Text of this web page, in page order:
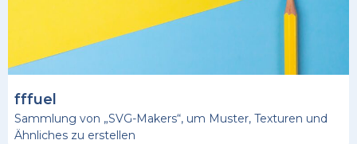
fffuel
Sammlung von „SVG-Makers“, um Muster, Texturen und
Ähnliches zu erstellen